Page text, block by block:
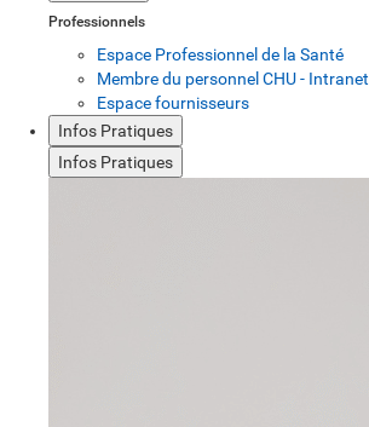
Professionnels
Espace Professionnel de la Santé
Membre du personnel CHU - Intranet
Espace fournisseurs
Infos Pratiques
Infos Pratiques